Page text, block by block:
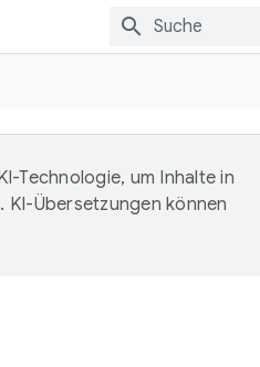
Technologie, um Inhalte in
Übersetzungen können